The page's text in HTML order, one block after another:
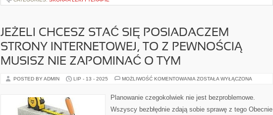
JEŻELI CHCESZ STAĆ SIĘ POSIADACZEM
STRONY INTERNETOWEJ, TO Z PEWNOŚCIĄ
MUSISZ NIE ZAPOMINAĆ O TYM
POSTED BY ADMIN LIP - 13 - 2025 MOŻLIWOŚĆ KOMENTOWANIA JEŻELI
SIĘ
POSIADACZEM
INTERNETOWEJ,
ZOSTAŁA WYŁĄCZONA
Planowanie czegokolwiek nie jest bezproblemowe.
Wszyscy bezbłędnie zdają sobie sprawę z tego Obecnie